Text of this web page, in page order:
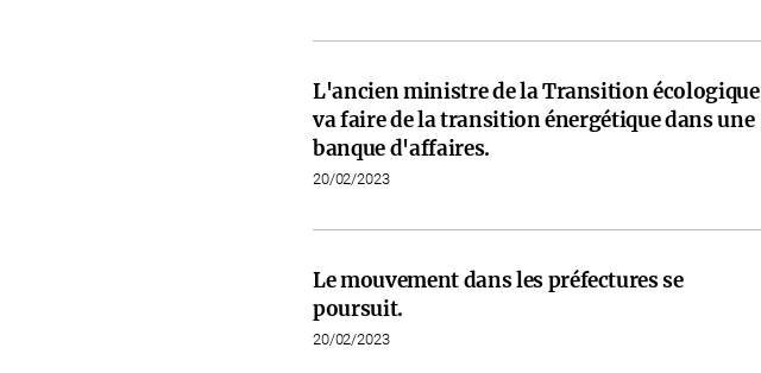
L'ancien ministre de la Transition écologique
va faire de la transition énergétique dans une
banque d'affaires.
20/02/2023
Le mouvement dans les préfectures se
poursuit.
20/02/2023